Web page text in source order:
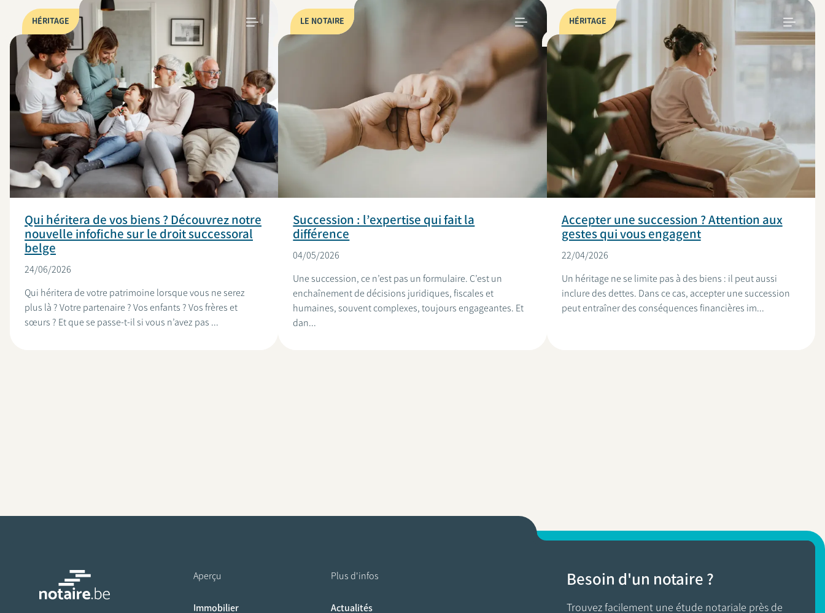
HÉRITAGE
Qui héritera de vos biens ? Découvrez notre
nouvelle infofiche sur le droit successoral
belge
24/06/2026
Qui héritera de votre patrimoine lorsque vous ne serez
plus là ? Votre partenaire ? Vos enfants ? Vos frères et
sœurs ? Et que se passe-t-il si vous n’avez pas ...
LE NOTAIRE
Succession : l’expertise qui fait la
différence
04/05/2026
Une succession, ce n’est pas un formulaire. C’est un
enchaînement de décisions juridiques, fiscales et
humaines, souvent complexes, toujours engageantes. Et
dan...
HÉRITAGE
Accepter une succession ? Attention aux
gestes qui vous engagent
22/04/2026
Un héritage ne se limite pas à des biens : il peut aussi
inclure des dettes. Dans ce cas, accepter une succession
peut entraîner des conséquences financières im...
Aperçu
Immobilier
Plus d'infos
Actualités
Besoin d'un notaire ?
Trouvez facilement une étude notariale près de